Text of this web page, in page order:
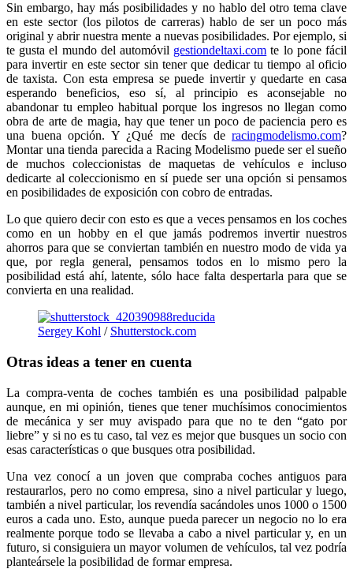
Sin embargo, hay más posibilidades y no hablo del otro tema clave
en este sector (los pilotos de carreras) hablo de ser un poco más
original y abrir nuestra mente a nuevas posibilidades. Por ejemplo, si
te gusta el mundo del automóvil gestiondeltaxi.com te lo pone fácil
para invertir en este sector sin tener que dedicar tu tiempo al oficio
de taxista. Con esta empresa se puede invertir y quedarte en casa
esperando beneficios, eso sí, al principio es aconsejable no
abandonar tu empleo habitual porque los ingresos no llegan como
obra de arte de magia, hay que tener un poco de paciencia pero es
una buena opción. Y ¿Qué me decís de racingmodelismo.com?
Montar una tienda parecida a Racing Modelismo puede ser el sueño
de muchos coleccionistas de maquetas de vehículos e incluso
dedicarte al coleccionismo en sí puede ser una opción si pensamos
en posibilidades de exposición con cobro de entradas.
Lo que quiero decir con esto es que a veces pensamos en los coches
como en un hobby en el que jamás podremos invertir nuestros
ahorros para que se conviertan también en nuestro modo de vida ya
que, por regla general, pensamos todos en lo mismo pero la
posibilidad está ahí, latente, sólo hace falta despertarla para que se
convierta en una realidad.
Sergey Kohl / Shutterstock.com
Otras ideas a tener en cuenta
La compra-venta de coches también es una posibilidad palpable
aunque, en mi opinión, tienes que tener muchísimos conocimientos
de mecánica y ser muy avispado para que no te den “gato por
liebre” y si no es tu caso, tal vez es mejor que busques un socio con
esas características o que busques otra posibilidad.
Una vez conocí a un joven que compraba coches antiguos para
restaurarlos, pero no como empresa, sino a nivel particular y luego,
también a nivel particular, los revendía sacándoles unos 1000 o 1500
euros a cada uno. Esto, aunque pueda parecer un negocio no lo era
realmente porque todo se llevaba a cabo a nivel particular y, en un
futuro, si consiguiera un mayor volumen de vehículos, tal vez podría
planteársele la posibilidad de formar empresa.